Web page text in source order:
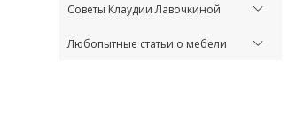
Советы Клаудии Лавочкиной
Любопытные статьи о мебели